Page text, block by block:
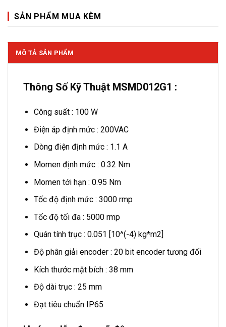
SẢN PHẨM MUA KÈM
MÔ TẢ SẢN PHẨM
Thông Số Kỹ Thuật MSMD012G1 :
Công suất : 100 W
Điện áp định mức : 200VAC
Dòng điện định mức : 1.1 A
Momen định mức : 0.32 Nm
Momen tới hạn : 0.95 Nm
Tốc độ định mức : 3000 rmp
Tốc độ tối đa : 5000 rmp
Quán tính trục : 0.051 [10^(-4) kg*m2]
Độ phân giải encoder : 20 bit encoder tương đối
Kích thước mặt bích : 38 mm
Độ dài trục : 25 mm
Đạt tiêu chuẩn IP65